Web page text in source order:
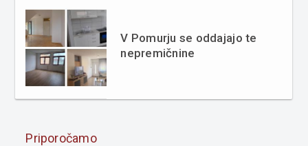
V Pomurju se oddajajo te
nepremičnine
Priporočamo